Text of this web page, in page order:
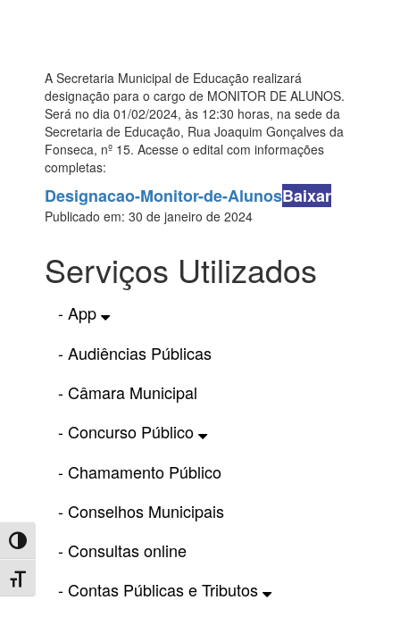
Toggle High Contrast
Toggle Font size
A Secretaria Municipal de Educação realizará
designação para o cargo de MONITOR DE ALUNOS.
Será no dia 01/02/2024, às 12:30 horas, na sede da
Secretaria de Educação, Rua Joaquim Gonçalves da
Fonseca, nº 15. Acesse o edital com informações
completas:
Designacao-Monitor-de-AlunosBaixar
Publicado em: 30 de janeiro de 2024
Serviços Utilizados
- App
- Audiências Públicas
- Câmara Municipal
- Concurso Público
- Chamamento Público
- Conselhos Municipais
- Consultas online
- Contas Públicas e Tributos